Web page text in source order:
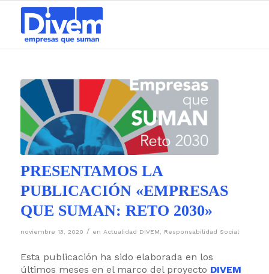
PRESENTAMOS LA
PUBLICACIÓN «EMPRESAS
QUE SUMAN: RETO 2030»
noviembre 13, 2020 / en Actualidad DIVEM, Responsabilidad Social
Esta publicación ha sido elaborada en los
últimos meses en el marco del proyecto DIVEM